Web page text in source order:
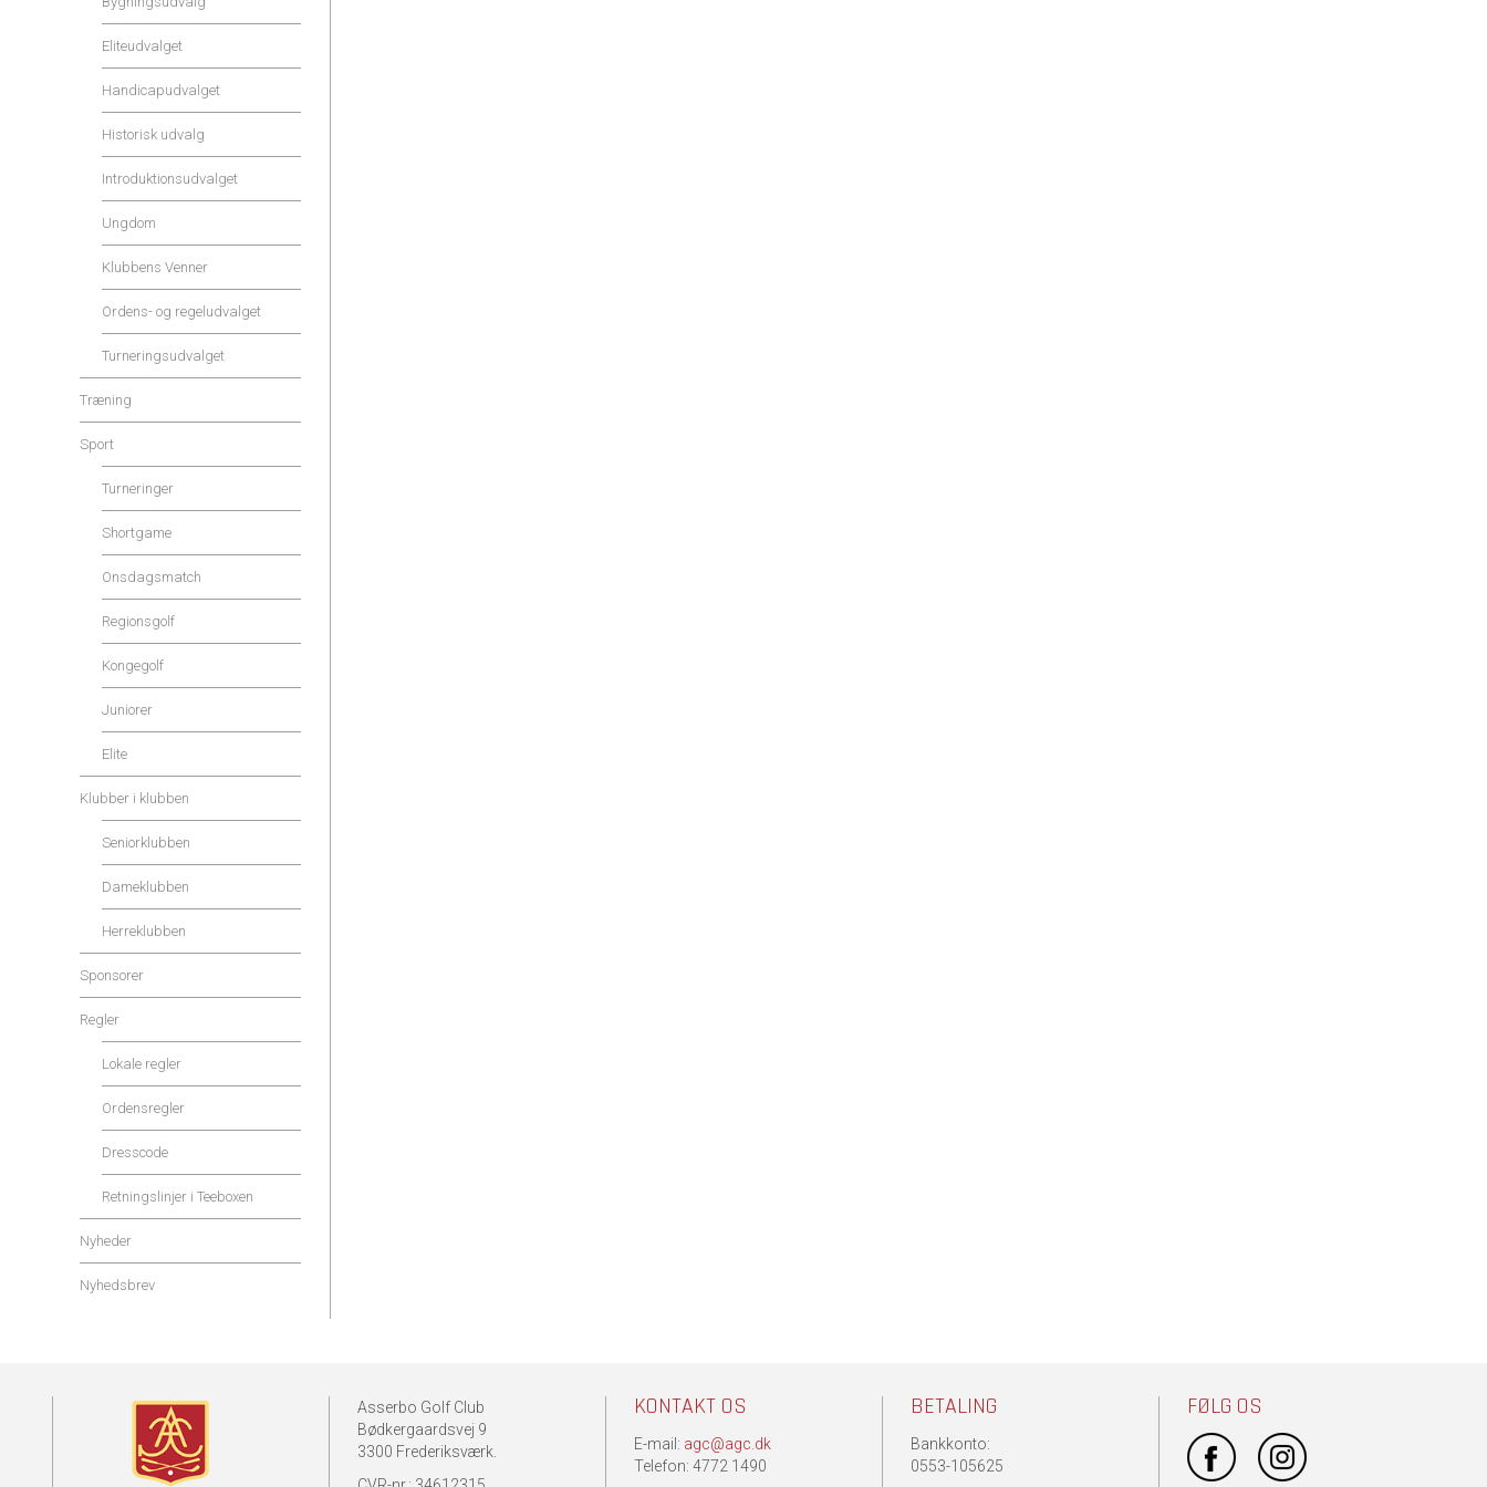
Eliteudvalget
Handicapudvalget
Historisk udvalg
Introduktionsudvalget
Ungdom
Klubbens Venner
Ordens- og regeludvalget
Turneringsudvalget
Træning
Sport
Turneringer
Shortgame
Onsdagsmatch
Regionsgolf
Kongegolf
Juniorer
Elite
Klubber i klubben
Seniorklubben
Dameklubben
Herreklubben
Sponsorer
Regler
Lokale regler
Ordensregler
Dresscode
Retningslinjer i Teeboxen
Nyheder
Nyhedsbrev
Asserbo Golf Club
Bødkergaardsvej 9
3300 Frederiksværk.
KONTAKT OS
E-mail: agc@agc.dk
Telefon: 4772 1490
BETALING
Bankkonto:
0553-105625
FØLG OS